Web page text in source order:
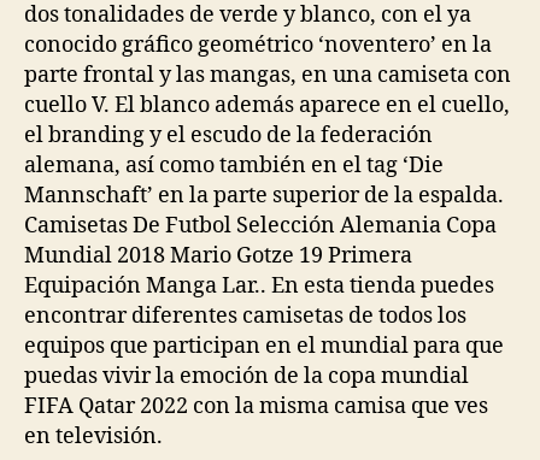
dos tonalidades de verde y blanco, con el ya
conocido gráfico geométrico ‘noventero’ en la
parte frontal y las mangas, en una camiseta con
cuello V. El blanco además aparece en el cuello,
el branding y el escudo de la federación
alemana, así como también en el tag ‘Die
Mannschaft’ en la parte superior de la espalda.
Camisetas De Futbol Selección Alemania Copa
Mundial 2018 Mario Gotze 19 Primera
Equipación Manga Lar.. En esta tienda puedes
encontrar diferentes camisetas de todos los
equipos que participan en el mundial para que
puedas vivir la emoción de la copa mundial
FIFA Qatar 2022 con la misma camisa que ves
en televisión.